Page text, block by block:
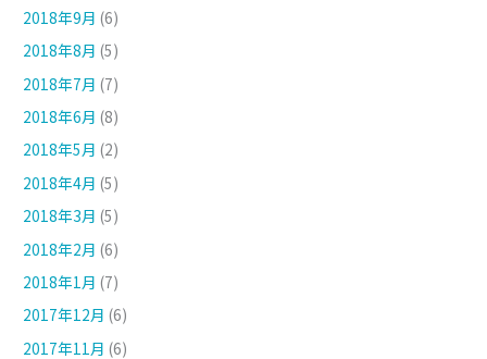
2018年9月 (6)
2018年8月 (5)
2018年7月 (7)
2018年6月 (8)
2018年5月 (2)
2018年4月 (5)
2018年3月 (5)
2018年2月 (6)
2018年1月 (7)
2017年12月 (6)
2017年11月 (6)